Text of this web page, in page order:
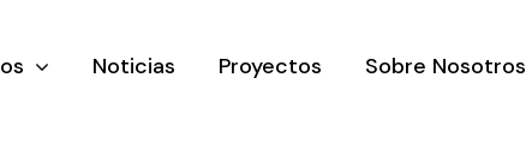
Noticias Proyectos Sobre Nosotros